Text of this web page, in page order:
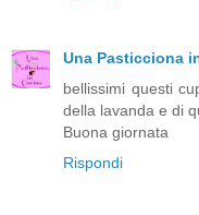
Una Pasticciona
bellissimi questi
della lavanda e di
Buona giornata
Rispondi